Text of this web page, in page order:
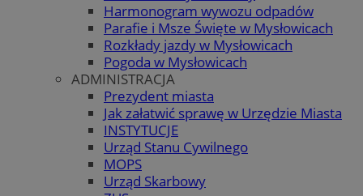
Harmonogram wywozu odpadów
Parafie i Msze Święte w Mysłowicach
Rozkłady jazdy w Mysłowicach
Pogoda w Mysłowicach
ADMINISTRACJA
Prezydent miasta
Jak załatwić sprawę w Urzędzie Miasta
INSTYTUCJE
Urząd Stanu Cywilnego
MOPS
Urząd Skarbowy